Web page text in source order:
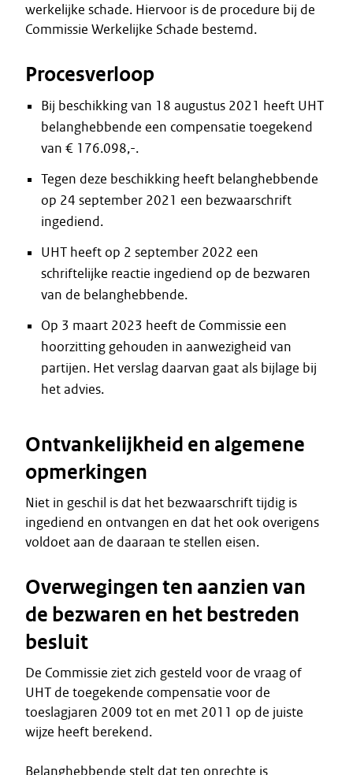
werkelijke schade. Hiervoor is de procedure bij de
Commissie Werkelijke Schade bestemd.
Procesverloop
Bij beschikking van 18 augustus 2021 heeft UHT
belanghebbende een compensatie toegekend
van € 176.098,-.
Tegen deze beschikking heeft belanghebbende
op 24 september 2021 een bezwaarschrift
ingediend.
UHT heeft op 2 september 2022 een
schriftelijke reactie ingediend op de bezwaren
van de belanghebbende.
Op 3 maart 2023 heeft de Commissie een
hoorzitting gehouden in aanwezigheid van
partijen. Het verslag daarvan gaat als bijlage bij
het advies.
Ontvankelijkheid en algemene
opmerkingen
Niet in geschil is dat het bezwaarschrift tijdig is
ingediend en ontvangen en dat het ook overigens
voldoet aan de daaraan te stellen eisen.
Overwegingen ten aanzien van
de bezwaren en het bestreden
besluit
De Commissie ziet zich gesteld voor de vraag of
UHT de toegekende compensatie voor de
toeslagjaren 2009 tot en met 2011 op de juiste
wijze heeft berekend.
Belanghebbende stelt dat ten onrechte is